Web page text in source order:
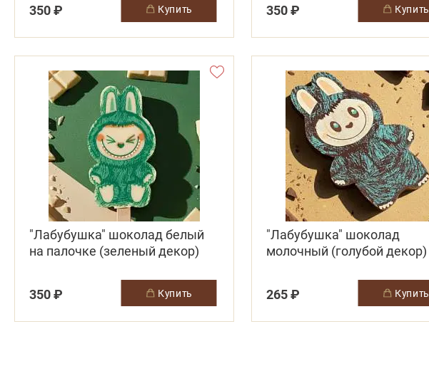
350 ₽ купить 350 ₽ купить
"Лабубушка" шоколад белый
на палочке (зеленый декор)
350 ₽ купить
"Лабубушка" шоколад
молочный (голубой декор)
265 ₽ купить